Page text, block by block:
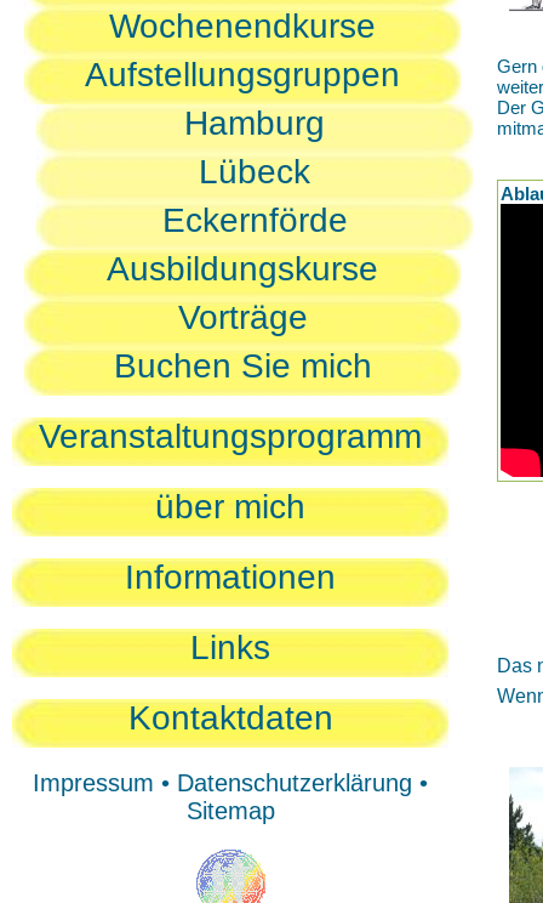
Wochenendkurse
Aufstellungsgruppen
Hamburg
Lübeck
Eckernförde
Ausbildungskurse
Vorträge
Buchen Sie mich
Veranstaltungsprogramm
über mich
Informationen
Links
Kontaktdaten
Impressum • Datenschutzerklärung •
Sitemap
Gern
Der
Das